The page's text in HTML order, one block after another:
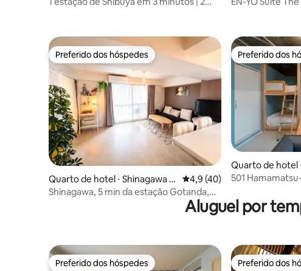
estação | 7 minutos de ônibus de Shibuya
| Último andar | Construído em 2025
Preferido dos hóspedes
Preferido dos hóspedes
Quarto de hotel ⋅ Shinagawa Ci
ty
4,9 de uma avaliação média
4,9 (40)
Shinagawa, 5 min da estação Gotanda,
Preferido dos
Preferido dos
Quarto de hotel
501
crianças |
Aluguel por
Preferido dos hóspedes
Preferido dos hóspedes Preferido dos
Preferido dos